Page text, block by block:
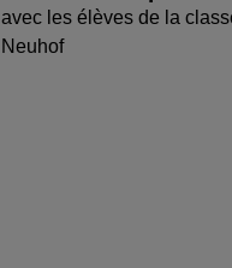
avec les élèves de la
Neuhof